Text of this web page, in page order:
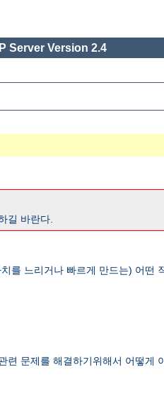
Server Version 2.4
길 바란다.
를 느리거나 빠르게 만드는) 어떤
련 문제를 해결하기위해서 어떻게